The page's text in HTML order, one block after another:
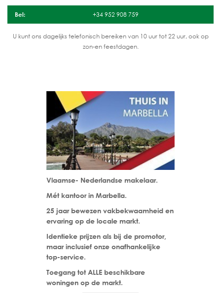
Bel: +34 952 908 759
U kunt ons dagelijks telefonisch bereiken van 10 uur tot 22 uur, ook op
zon-en feestdagen.
Vlaamse- Nederlandse makelaar.
Mét kantoor in Marbella.
25 jaar bewezen vakbekwaamheid en
ervaring op de locale markt.
Identieke prijzen als bij de promotor,
maar inclusief onze onafhankelijke
top-service.
Toegang tot ALLE beschikbare
woningen op de markt.